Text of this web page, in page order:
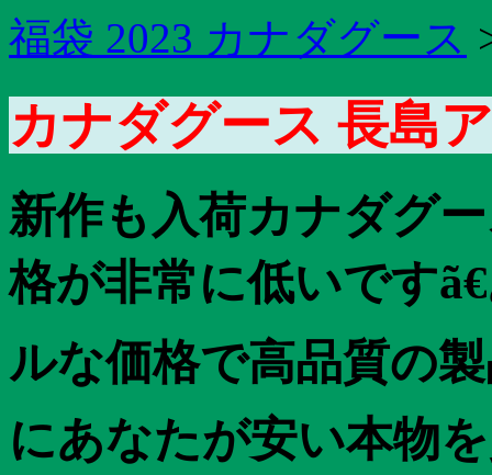
福袋 2023 カナダグース
カナダグース 長島
新作も入荷カナダグ
格が非常に低いです
ルな価格で高品質の
にあなたが安い本物